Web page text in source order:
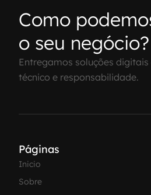
Como
o seu negócio?
Entregamos soluções
técnico e responsabilidade.
Páginas
Inicio
Sobre